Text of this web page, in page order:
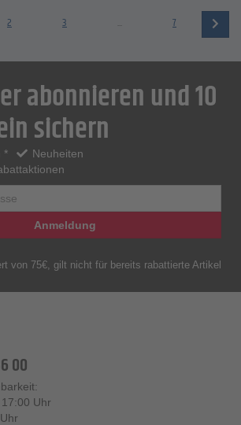
2 3 7
abonnieren und 10
sichern
*
Neuheiten
Anmeldung
von 75€, gilt nicht für bereits rabattierte Artikel
00
Uhr